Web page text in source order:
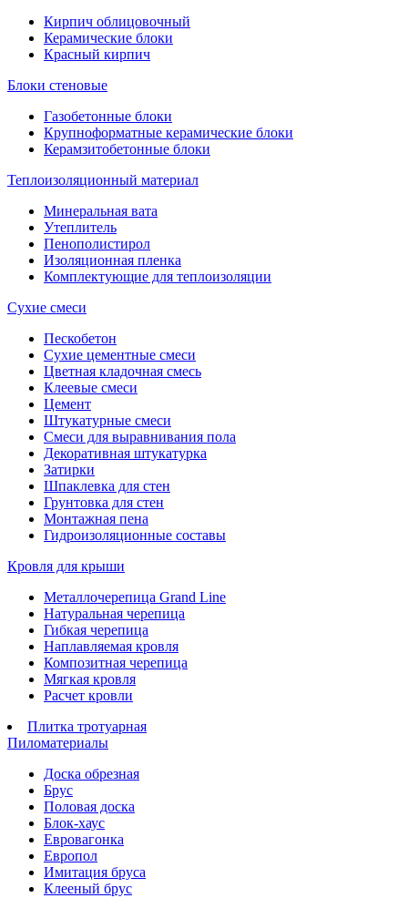
Кирпич облицовочный
Керамические блоки
Красный кирпич
Блоки стеновые
Газобетонные блоки
Крупноформатные керамические блоки
Керамзитобетонные блоки
Теплоизоляционный материал
Минеральная вата
Утеплитель
Пенополистирол
Изоляционная пленка
Комплектующие для теплоизоляции
Сухие смеси
Пескобетон
Сухие цементные смеси
Цветная кладочная смесь
Клеевые смеси
Цемент
Штукатурные смеси
Смеси для выравнивания пола
Декоративная штукатурка
Затирки
Шпаклевка для стен
Грунтовка для стен
Монтажная пена
Гидроизоляционные составы
Кровля для крыши
Металлочерепица Grand Line
Натуральная черепица
Гибкая черепица
Наплавляемая кровля
Композитная черепица
Мягкая кровля
Расчет кровли
Плитка тротуарная
Пиломатериалы
Доска обрезная
Брус
Половая доска
Блок-хаус
Евровагонка
Европол
Имитация бруса
Клееный брус